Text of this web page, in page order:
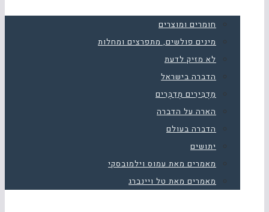
חומרים ומוצרים
מינים פולשים, מתפרצים ומחלות
לא מזיק לדעת
הדברה בישראל
מַדְבִּירִים מְדַבְּרִים
הארה על הדברה
הדברה בעולם
יתושים
מאמרים מאת עמוס וילמובסקי
מאמרים מאת טל ויינברג